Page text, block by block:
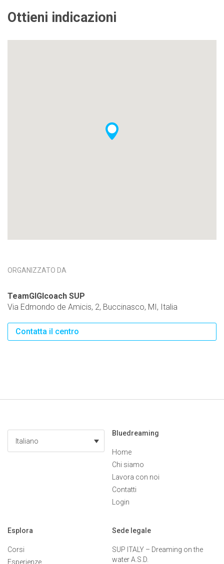
Ottieni indicazioni
ORGANIZZATO DA
TeamGIGIcoach SUP
Via Edmondo de Amicis, 2, Buccinasco, MI, Italia
Contatta il centro
Italiano
Bluedreaming
Home
Chi siamo
Lavora con noi
Contatti
Login
Esplora
Corsi
Esperienze
Sede legale
SUP ITALY – Dreaming on the
water A.S.D.